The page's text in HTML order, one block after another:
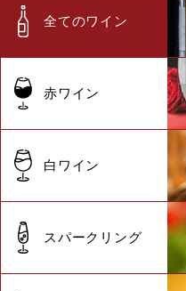
全てのワイン
赤ワイン
白ワイン
スパークリング